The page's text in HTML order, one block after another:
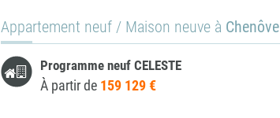
Appartement neuf / Maison neuve à Chenôve
Programme neuf CELESTE
À partir de 159 129 €